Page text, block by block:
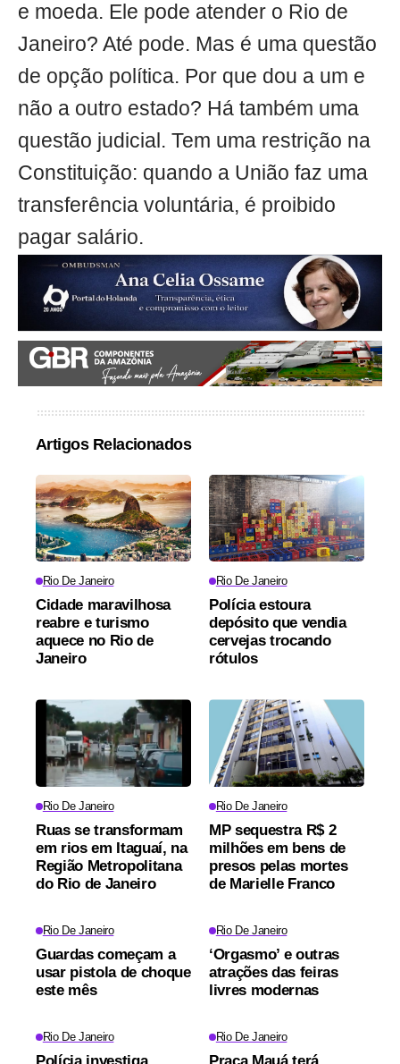
e moeda. Ele pode atender o Rio de
Janeiro? Até pode. Mas é uma questão
de opção política. Por que dou a um e
não a outro estado? Há também uma
questão judicial. Tem uma restrição na
Constituição: quando a União faz uma
transferência voluntária, é proibido
pagar salário.
Artigos Relacionados
Rio De Janeiro
Cidade maravilhosa
reabre e turismo
aquece no Rio de
Janeiro
Rio De Janeiro
Polícia estoura
depósito que vendia
cervejas trocando
rótulos
Rio De Janeiro
Ruas se transformam
em rios em Itaguaí, na
Região Metropolitana
do Rio de Janeiro
Rio De Janeiro
MP sequestra R$ 2
milhões em bens de
presos pelas mortes
de Marielle Franco
Rio De Janeiro
Guardas começam a
usar pistola de choque
este mês
Rio De Janeiro
‘Orgasmo’ e outras
atrações das feiras
livres modernas
Rio De Janeiro Rio De Janeiro